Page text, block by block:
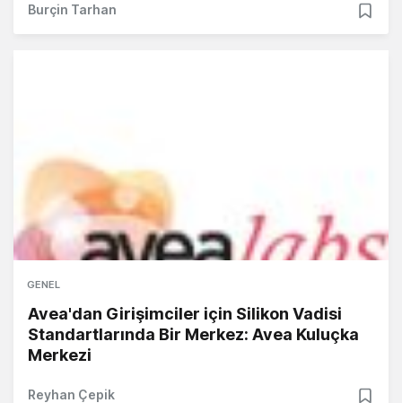
Burçin Tarhan
GENEL
Avea'dan Girişimciler için Silikon Vadisi
Standartlarında Bir Merkez: Avea Kuluçka
Merkezi
Reyhan Çepik